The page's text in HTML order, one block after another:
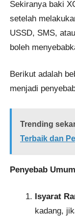
Sekiranya baki
setelah
USSD, SMS,
boleh
Berikut adalah
menjadi
Trending
Terbaik dan
Penyebab
Isyarat
kadang,